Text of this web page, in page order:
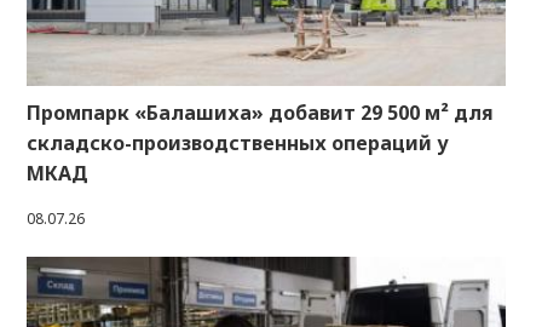
Промпарк «Балашиха» добавит 29 500 м² для
складско-производственных операций у
МКАД
08.07.26